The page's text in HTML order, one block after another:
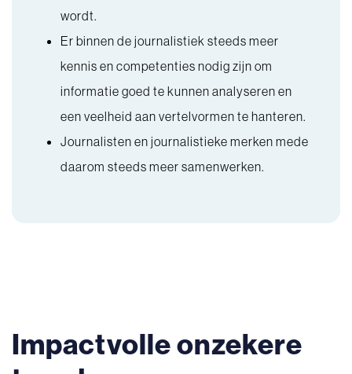
wordt.
Er binnen de journalistiek steeds meer
kennis en competenties nodig zijn om
informatie goed te kunnen analyseren en
een veelheid aan vertelvormen te hanteren.
Journalisten en journalistieke merken mede
daarom steeds meer samenwerken.
Impactvolle onzekere